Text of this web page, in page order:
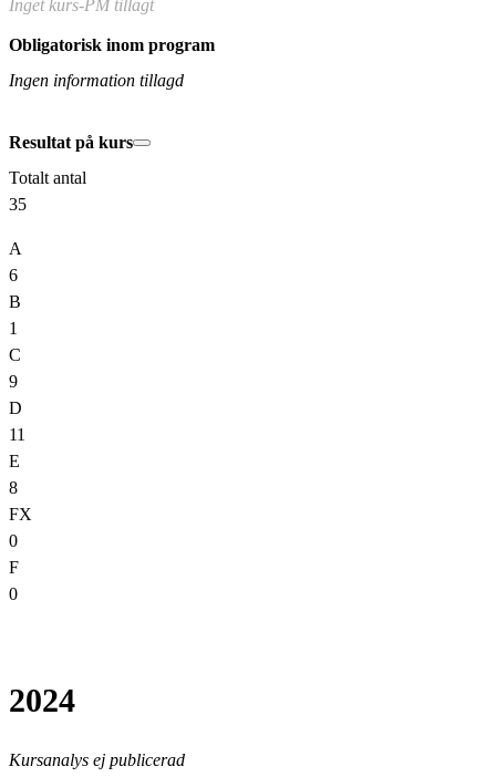
Inget kurs-PM tillagt
Obligatorisk inom program
Ingen information tillagd
Resultat på kurs
Totalt antal
35
A
6
B
1
C
9
D
11
E
8
FX
0
F
0
2024
Kursanalys ej publicerad